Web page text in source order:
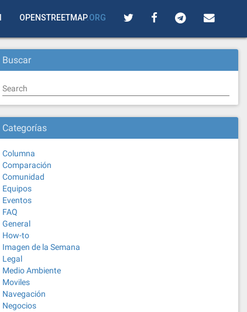
OPENSTREETMAP.ORG
Buscar
Search
Categorías
Columna
Comparación
Comunidad
Equipos
Eventos
FAQ
General
How-to
Imagen de la Semana
Legal
Medio Ambiente
Moviles
Navegación
Negocios